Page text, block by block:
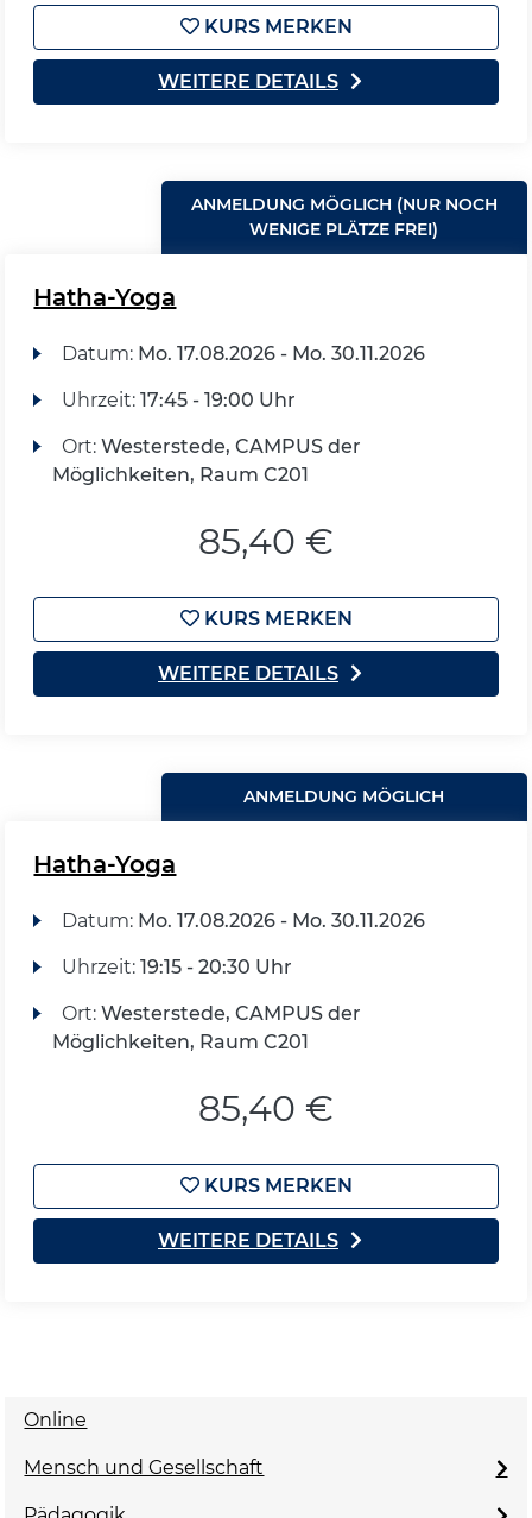
KURS MERKEN
WEITERE DETAILS
ANMELDUNG MÖGLICH (NUR NOCH
WENIGE PLÄTZE FREI)
Hatha-Yoga
Datum: Mo. 17.08.2026 - Mo. 30.11.2026
Uhrzeit: 17:45 - 19:00 Uhr
Ort: Westerstede, CAMPUS der
Möglichkeiten, Raum C201
85,40 €
KURS MERKEN
WEITERE DETAILS
ANMELDUNG MÖGLICH
Hatha-Yoga
Datum: Mo. 17.08.2026 - Mo. 30.11.2026
Uhrzeit: 19:15 - 20:30 Uhr
Ort: Westerstede, CAMPUS der
Möglichkeiten, Raum C201
85,40 €
KURS MERKEN
WEITERE DETAILS
Online
Mensch und Gesellschaft